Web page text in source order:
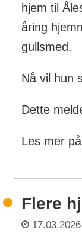
hjem til
åring
gullsmed.
Nå vil hun
Dette
Les mer
Flere
17.03.2026